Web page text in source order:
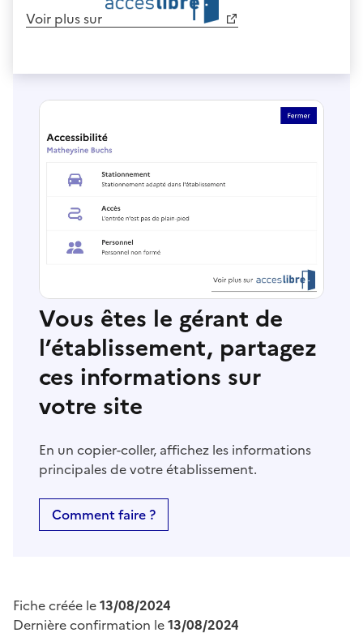
Voir plus sur
Vous êtes le gérant de
l’établissement, partagez
ces informations sur
votre site
En un copier-coller, affichez les informations
principales de votre établissement.
Comment faire ?
Fiche créée le13/08/2024
Dernière confirmation le13/08/2024